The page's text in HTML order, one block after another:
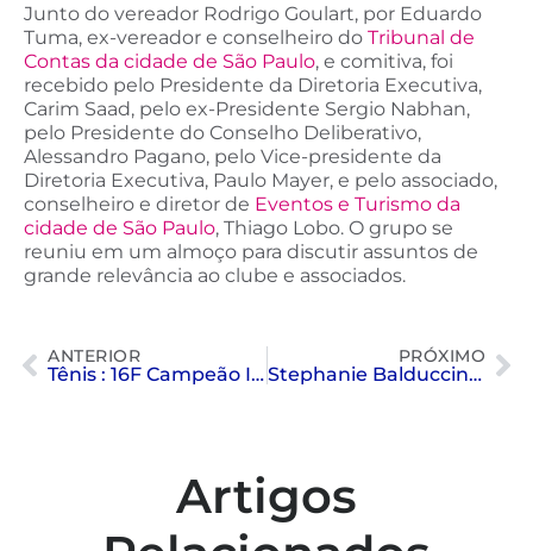
Junto do vereador Rodrigo Goulart, por Eduardo
Tuma, ex-vereador e conselheiro do Tribunal de
Contas da cidade de São Paulo, e comitiva, foi
recebido pelo Presidente da Diretoria Executiva,
Carim Saad, pelo ex-Presidente Sergio Nabhan,
pelo Presidente do Conselho Deliberativo,
Alessandro Pagano, pelo Vice-presidente da
Diretoria Executiva, Paulo Mayer, e pelo associado,
conselheiro e diretor de Eventos e Turismo da
cidade de São Paulo, Thiago Lobo. O grupo se
reuniu em um almoço para discutir assuntos de
grande relevância ao clube e associados.
ANTERIOR
Tênis : 16F Campeão Interclubes em campinas
PRÓXIMO
Stephanie Balduccini entrevistada pela Band
Artigos